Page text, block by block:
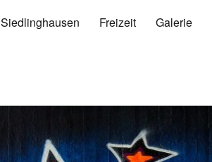
Siedlinghausen Freizeit Galerie